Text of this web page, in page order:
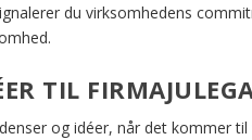
du virksomhedens
TIL
og idéer, når det kommer